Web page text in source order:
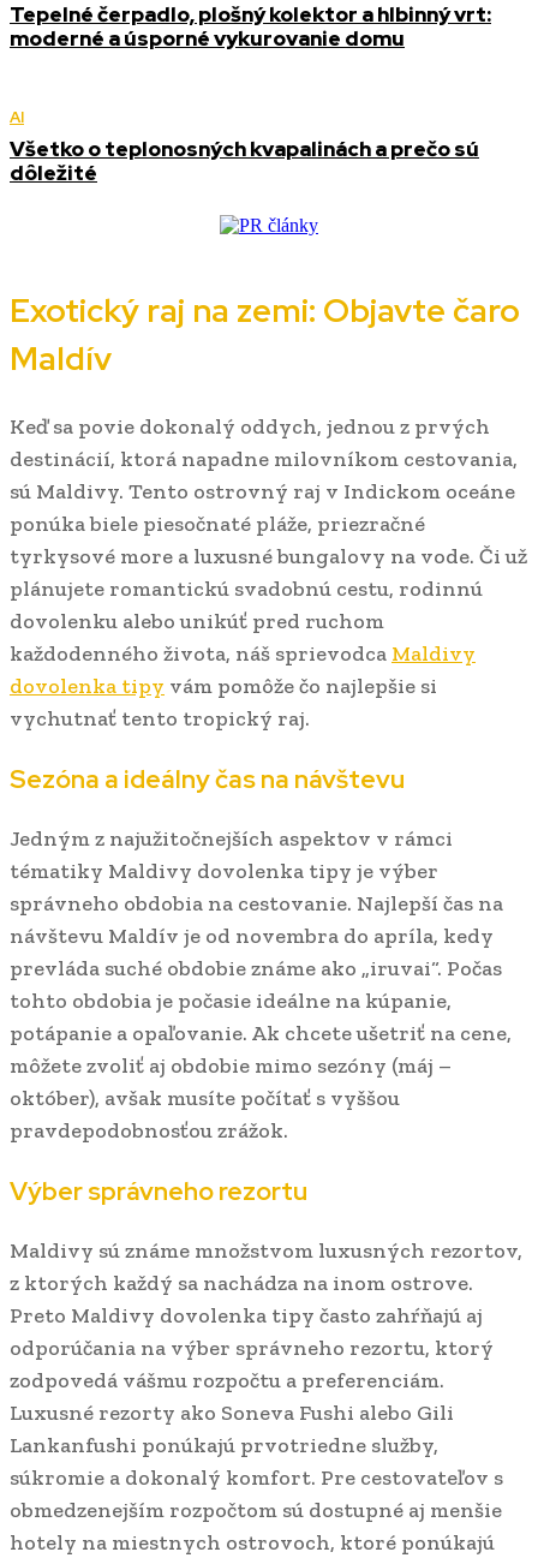
Tepelné čerpadlo, plošný kolektor a hlbinný vrt:
moderné a úsporné vykurovanie domu
AI
Všetko o teplonosných kvapalinách a prečo sú
dôležité
Exotický raj na zemi: Objavte čaro
Maldív
Keď sa povie dokonalý oddych, jednou z prvých
destinácií, ktorá napadne milovníkom cestovania,
sú Maldivy. Tento ostrovný raj v Indickom oceáne
ponúka biele piesočnaté pláže, priezračné
tyrkysové more a luxusné bungalovy na vode. Či už
plánujete romantickú svadobnú cestu, rodinnú
dovolenku alebo unikúť pred ruchom
každodenného života, náš sprievodca Maldivy
dovolenka tipy vám pomôže čo najlepšie si
vychutnať tento tropický raj.
Sezóna a ideálny čas na návštevu
Jedným z najužitočnejších aspektov v rámci
tématiky Maldivy dovolenka tipy je výber
správneho obdobia na cestovanie. Najlepší čas na
návštevu Maldív je od novembra do apríla, kedy
prevláda suché obdobie známe ako „iruvai“. Počas
tohto obdobia je počasie ideálne na kúpanie,
potápanie a opaľovanie. Ak chcete ušetriť na cene,
môžete zvoliť aj obdobie mimo sezóny (máj –
október), avšak musíte počítať s vyššou
pravdepodobnosťou zrážok.
Výber správneho rezortu
Maldivy sú známe množstvom luxusných rezortov,
z ktorých každý sa nachádza na inom ostrove.
Preto Maldivy dovolenka tipy často zahŕňajú aj
odporúčania na výber správneho rezortu, ktorý
zodpovedá vášmu rozpočtu a preferenciám.
Luxusné rezorty ako Soneva Fushi alebo Gili
Lankanfushi ponúkajú prvotriedne služby,
súkromie a dokonalý komfort. Pre cestovateľov s
obmedzenejším rozpočtom sú dostupné aj menšie
hotely na miestnych ostrovoch, ktoré ponúkajú